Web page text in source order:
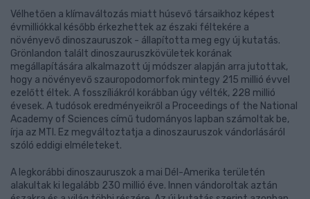
Vélhetően a klímaváltozás miatt húsevő társaikhoz képest
évmilliókkal később érkezhettek az északi féltekére a
növényevő dinoszauruszok - állapította meg egy új kutatás.
Grönlandon talált dinoszauruszkövületek korának
megállapítására alkalmazott új módszer alapján arra jutottak,
hogy a növényevő szauropodomorfok mintegy 215 millió évvel
ezelőtt éltek. A fosszíliákról korábban úgy vélték, 228 millió
évesek. A tudósok eredményeikről a Proceedings of the National
Academy of Sciences című tudományos lapban számoltak be,
írja az MTI. Ez megváltoztatja a dinoszauruszok vándorlásáról
szóló eddigi elméleteket.
A legkorábbi dinoszauruszok a mai Dél-Amerika területén
alakultak ki legalább 230 millió éve. Innen vándoroltak aztán